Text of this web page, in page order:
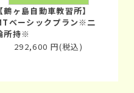
【鶴ヶ島自動車教習所】
ベーシックプラン※二
所持※
292,600 円(税込)